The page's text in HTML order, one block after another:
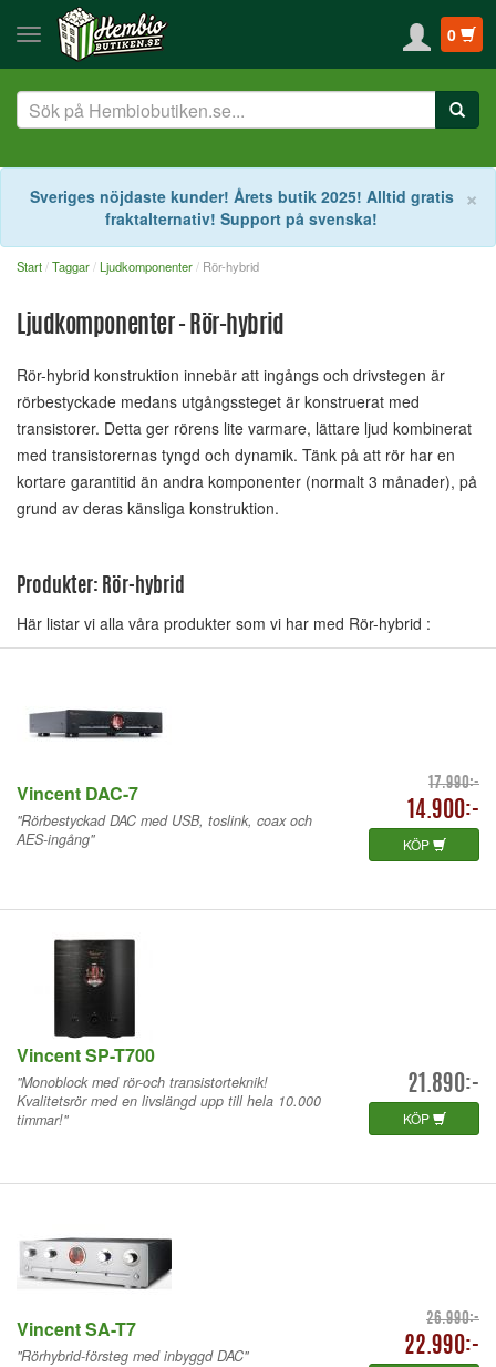
0
×
Sveriges nöjdaste kunder! Årets butik 2025! Alltid gratis
fraktalternativ! Support på svenska!
Start Taggar Ljudkomponenter Rör-hybrid
Ljudkomponenter - Rör-hybrid
Rör-hybrid konstruktion innebär att ingångs och drivstegen är
rörbestyckade medans utgångssteget är konstruerat med
transistorer. Detta ger rörens lite varmare, lättare ljud kombinerat
med transistorernas tyngd och dynamik. Tänk på att rör har en
kortare garantitid än andra komponenter (normalt 3 månader), på
grund av deras känsliga konstruktion.
Produkter: Rör-hybrid
Här listar vi alla våra produkter som vi har med Rör-hybrid :
Vincent DAC-7 17.990:-
14.900:-
KÖP
"Rörbestyckad DAC med USB, toslink, coax och
AES-ingång"
Vincent SP-T700
21.890:-
KÖP
"Monoblock med rör-och transistorteknik!
Kvalitetsrör med en livslängd upp till hela 10.000
timmar!"
Vincent SA-T7 26.990:-
22.990:-
"Rörhybrid-försteg med inbyggd DAC"